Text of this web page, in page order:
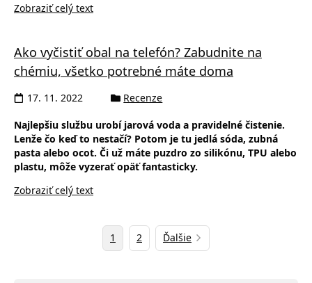
Zobraziť celý text
Ako vyčistiť obal na telefón? Zabudnite na
chémiu, všetko potrebné máte doma
17. 11. 2022 Recenze
Najlepšiu službu urobí jarová voda a pravidelné čistenie.
Lenže čo keď to nestačí? Potom je tu jedlá sóda, zubná
pasta alebo ocot. Či už máte puzdro zo silikónu, TPU alebo
plastu, môže vyzerať opäť fantasticky.
Zobraziť celý text
1 2 Ďalšie